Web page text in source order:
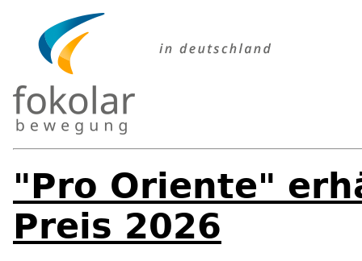
"Pro Oriente"
Preis 2026